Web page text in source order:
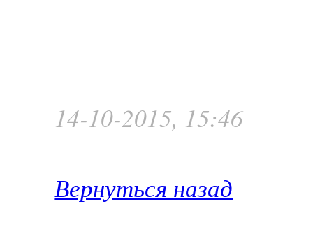
14-10-2015, 15:46
Вернуться назад